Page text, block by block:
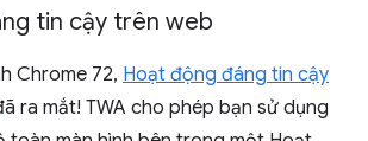
tin cậy trên web
Chrome 72, Hoạt động đáng tin cậy
ra mắt! TWA cho phép bạn sử dụng